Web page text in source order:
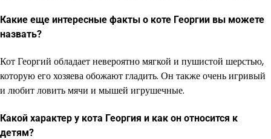
Какие еще интересные факты о коте Георгии вы можете
назвать?
Кот Георгий обладает невероятно мягкой и пушистой шерстью,
которую его хозяева обожают гладить. Он также очень игривый
и любит ловить мячи и мышей игрушечные.
Какой характер у кота Георгия и как он относится к
детям?